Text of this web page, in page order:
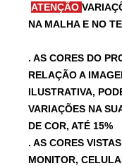
ATENÇÃO
NA MALHA E NO
. AS CORES DO
RELAÇÃO A
ILUSTRATIVA,
VARIAÇÕES NA
DE COR, ATÉ 15%
. AS CORES
MONITOR,